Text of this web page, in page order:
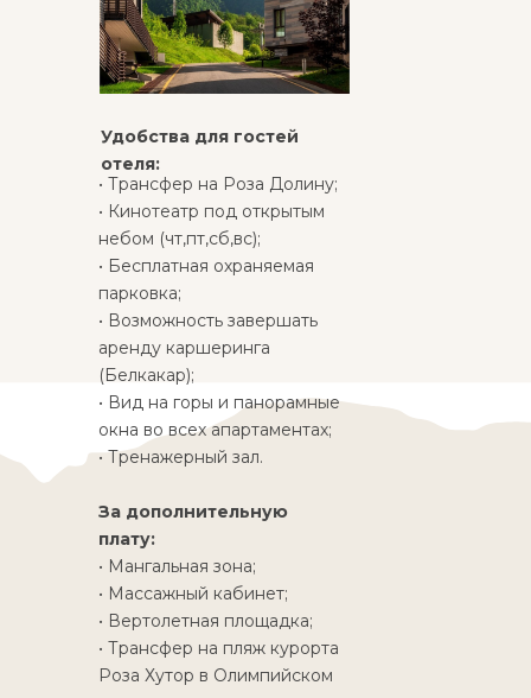
• Трансфер на Роза Долину;
• Кинотеатр под открытым
небом (чт,пт,сб,вс);
• Бесплатная охраняемая
парковка;
• Возможность завершать
аренду каршеринга
(Белкакар);
• Вид на горы и панорамные
окна во всех апартаментах;
• Тренажерный зал.
За дополнительную
плату:
• Мангальная зона;
• Массажный кабинет;
• Вертолетная площадка;
• Трансфер на пляж курорта
Роза Хутор в Олимпийском
Удобства для гостей
отеля: